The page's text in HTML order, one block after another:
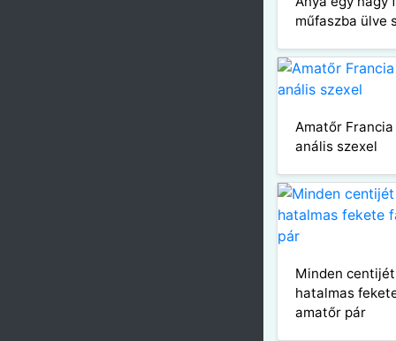
műfaszba ülve
Amatőr
anális szexel
Minden
hatalmas
amatőr pár